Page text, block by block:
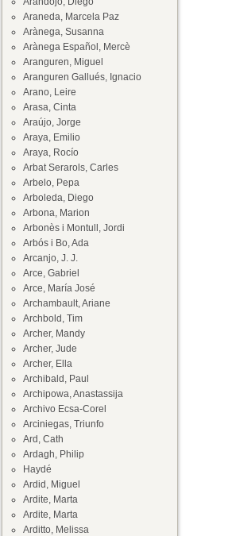
Araneda, Marcela Paz
Arànega, Susanna
Arànega Español, Mercè
Aranguren, Miguel
Aranguren Gallués, Ignacio
Arano, Leire
Arasa, Cinta
Araújo, Jorge
Araya, Emilio
Araya, Rocío
Arbat Serarols, Carles
Arbelo, Pepa
Arboleda, Diego
Arbona, Marion
Arbonès i Montull, Jordi
Arbós i Bo, Ada
Arcanjo, J. J.
Arce, Gabriel
Arce, María José
Archambault, Ariane
Archbold, Tim
Archer, Mandy
Archer, Jude
Archer, Ella
Archibald, Paul
Archipowa, Anastassija
Archivo Ecsa-Corel
Arciniegas, Triunfo
Ard, Cath
Ardagh, Philip
Haydé
Ardid, Miguel
Ardite, Marta
Ardite, Marta
Arditto, Melissa